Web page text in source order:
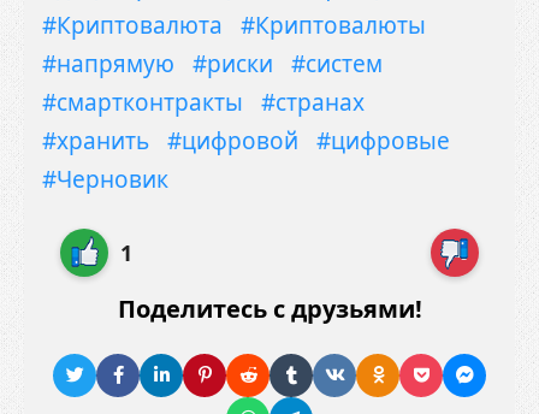
#Криптовалюта
#Криптовалюты
#напрямую
#риски
#систем
#смартконтракты
#странах
#хранить #цифровой
#цифровые
#Черновик
1
Поделитесь с друзьями!